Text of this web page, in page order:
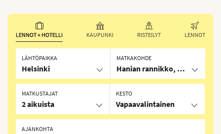
LENNOT + HOTELLI KAUPUNKI RISTEILYT LENNOT
LÄHTÖPAIKKA
Helsinki
MATKAKOHDE
Hanian rannikko, Hanian
KESTO
Vapaavalintainen
AJANKOHTA
MATKUSTAJAT
2 aikuista